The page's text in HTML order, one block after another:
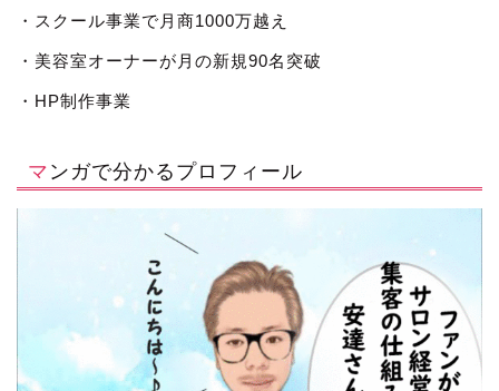
・スクール事業で月商1000万越え
・美容室オーナーが月の新規90名突破
・HP制作事業
マンガで分かるプロフィール